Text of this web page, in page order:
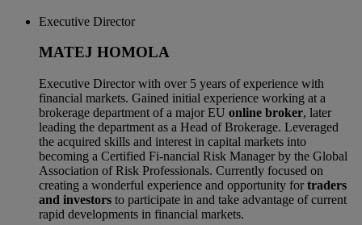
Executive Director
MATEJ HOMOLA
Executive Director with over 5 years of experience with
financial markets. Gained initial experience working at a
brokerage department of a major EU online broker, later
leading the department as a Head of Brokerage. Leveraged
the acquired skills and interest in capital markets into
becoming a Certified Fi-nancial Risk Manager by the Global
Association of Risk Professionals. Currently focused on
creating a wonderful experience and opportunity fortraders
and investors to participate in and take advantage of current
rapid developments in financial markets.